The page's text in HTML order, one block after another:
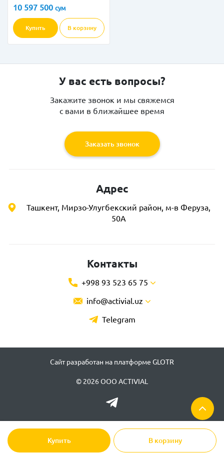
Купить В корзину
10 597 500 сум
Купить В корзину
У вас есть вопросы?
Закажите звонок и мы свяжемся
с вами в ближайшее время
Заказать звонок
Адрес
Ташкент, Мирзо-Улугбекский район, м-в Феруза,
50А
Контакты
+998 93 523 65 75
info@activial.uz
Telegram
Сайт разработан на платформе GLOTR
© 2026 ООО ACTIVIAL